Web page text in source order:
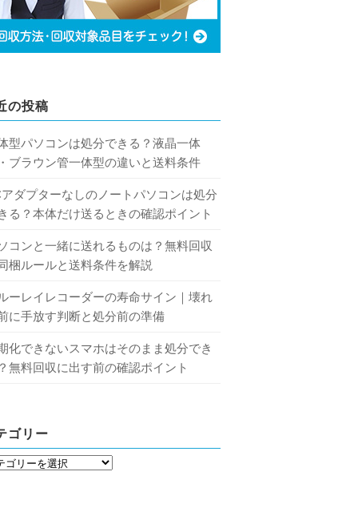
の投稿
型パソコンは処分できる？液晶一体
ブラウン管一体型の違いと送料条件
ダプターなしのノートパソコンは処分
る？本体だけ送るときの確認ポイント
コンと一緒に送れるものは？無料回収
梱ルールと送料条件を解説
ーレイレコーダーの寿命サイン｜壊れ
に手放す判断と処分前の準備
化できないスマホはそのまま処分でき
無料回収に出す前の確認ポイント
ゴリー